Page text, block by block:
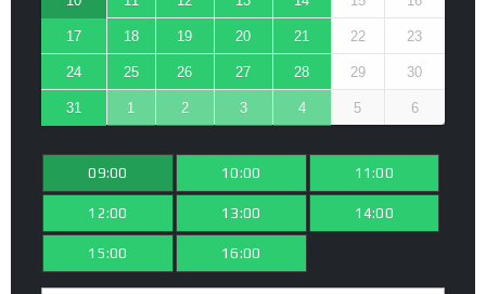
17 18 19 20 21 22 23
24 25 26 27 28 29 30
31 1 2 3 4 5 6
09:00 10:00 11:00
12:00 13:00 14:00
15:00 16:00